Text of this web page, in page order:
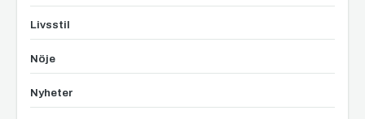
Livsstil
Nöje
Nyheter